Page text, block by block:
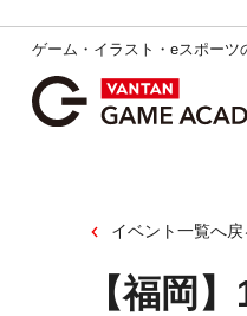
ゲーム・イラスト・eスポー
イベント一覧へ戻
【福岡